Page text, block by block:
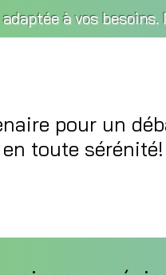
à vos
pour un
toute sérénité!